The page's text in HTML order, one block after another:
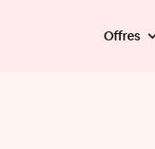
Offres